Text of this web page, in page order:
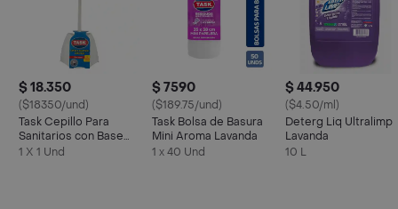
$ 18.350
($18350/und)
Task Cepillo Para
Sanitarios con Base
Blanco
1 X 1 Und
$ 7590
($189.75/und)
Task Bolsa de Basura
Mini Aroma Lavanda
1 x 40 Und
$ 44.950
($4.50/ml)
Deterg Liq Ultralimp
Lavanda
10 L